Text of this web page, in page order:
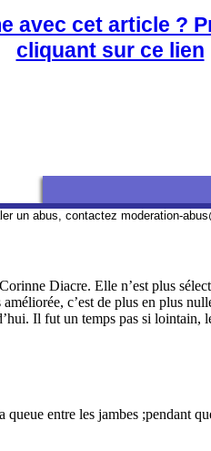
avec cet article ?
cliquant sur ce lien
un abus, contactez moderation-